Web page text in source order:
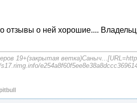
отзывы о ней хорошие....
19+(закрытая
pitbull